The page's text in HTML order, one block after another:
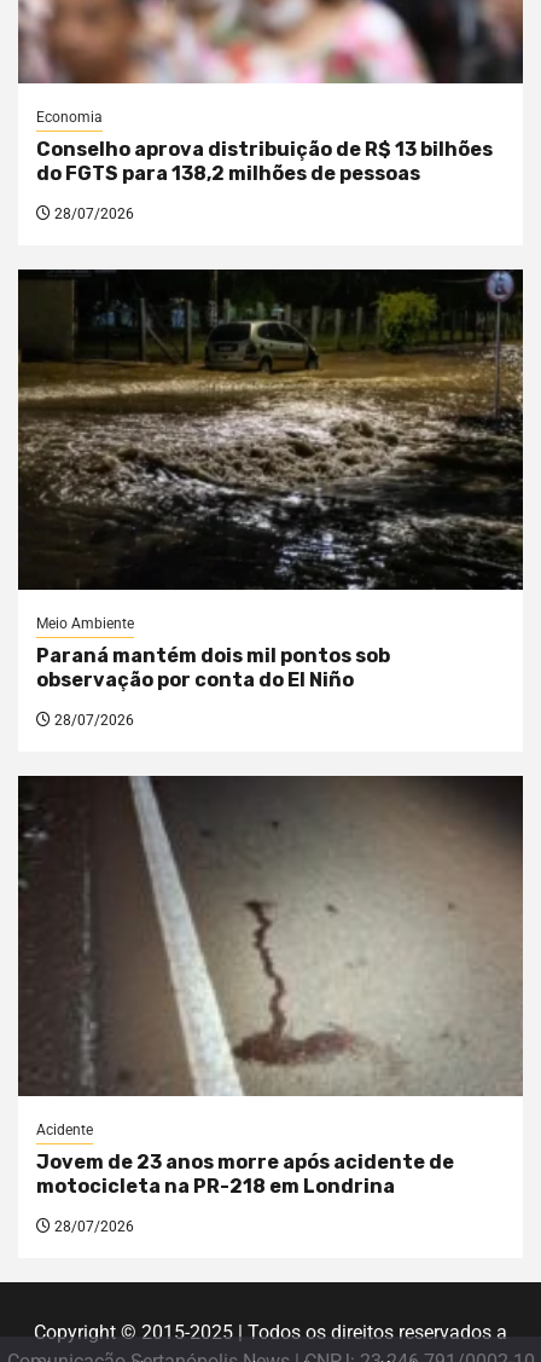
Economia
Conselho aprova distribuição de R$ 13 bilhões
do FGTS para 138,2 milhões de pessoas
28/07/2026
Meio Ambiente
Paraná mantém dois mil pontos sob
observação por conta do El Niño
28/07/2026
Acidente
Jovem de 23 anos morre após acidente de
motocicleta na PR-218 em Londrina
28/07/2026
Copyright © 2015-2025 | Todos os direitos reservados a